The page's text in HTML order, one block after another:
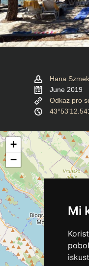
Mi
Hana
June 2019
Odkaz pro
+
−